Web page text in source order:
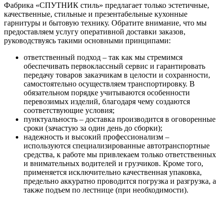
Фабрика «СПУТНИК стиль» предлагает только эстетичные,
качественные, стильные и презентабельные кухонные
гарнитуры и бытовую технику. Обратите внимание, что мы
предоставляем услугу оперативной доставки заказов,
руководствуясь такими основными принципами:
ответственный подход – так как мы стремимся
обеспечивать первоклассный сервис и гарантировать
передачу товаров заказчикам в целости и сохранности,
самостоятельно осуществляем транспортировку. В
обязательном порядке учитываются особенности
перевозимых изделий, благодаря чему создаются
соответствующие условия;
пунктуальность – доставка производится в оговоренные
сроки (зачастую за один день до сборки);
надежность и высокий профессионализм –
используются специализированные автотранспортные
средства, к работе мы привлекаем только ответственных
и внимательных водителей и грузчиков. Кроме того,
применяется исключительно качественная упаковка,
предельно аккуратно проводится погрузка и разгрузка, а
также подъем по лестнице (при необходимости).